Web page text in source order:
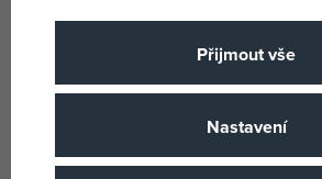
Název podskupiny zboži
Země původu
Přijmout vše
Nastavení